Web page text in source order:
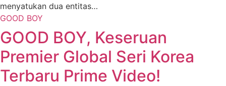
menyatukan dua entitas…
GOOD BOY
GOOD BOY, Keseruan
Premier Global Seri Korea
Terbaru Prime Video!